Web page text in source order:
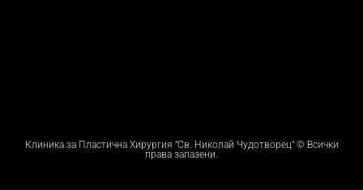
Клиника за Пластична Хирургия "Св. Николай Чудотворец" © Всички
права запазени.